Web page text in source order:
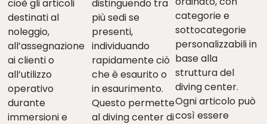
cioè gli articoli
destinati al
noleggio,
all’assegnazione
ai clienti o
all’utilizzo
operativo
durante
immersioni e
distinguendo tra
più sedi se
presenti,
individuando
rapidamente ciò
che è esaurito o
in esaurimento.
Questo permette
al diving center di
categorie e
sottocategorie
personalizzabili in
base alla
struttura del
diving center.
Ogni articolo può
così essere